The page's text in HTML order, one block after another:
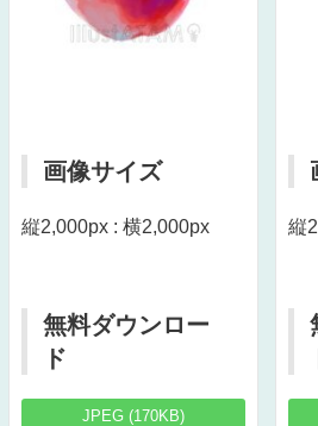
画像サイズ
縦2,000px : 横2,000px
無料ダウンロー
ド
JPEG (170KB)
縦